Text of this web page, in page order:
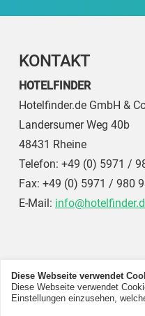
KONTAKT
HOTELFINDER
Hotelfinder.de GmbH &
Landersumer Weg 40b
48431 Rheine
Telefon: +49 (0) 5971 /
Fax: +49 (0) 5971 / 980
E-Mail:
Diese Webseite verwendet
Diese Webseite verwendet
Einstellungen einzusehen,